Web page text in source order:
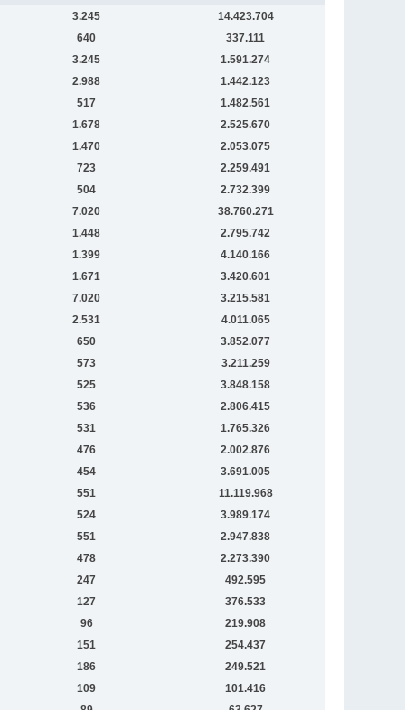
3.245
14.423.704
640
337.111
3.245
1.591.274
2.988
1.442.123
517
1.482.561
1.678
2.525.670
1.470
2.053.075
723
2.259.491
504
2.732.399
7.020
38.760.271
1.448
2.795.742
1.399
4.140.166
1.671
3.420.601
7.020
3.215.581
2.531
4.011.065
650
3.852.077
573
3.211.259
525
3.848.158
536
2.806.415
531
1.765.326
476
2.002.876
454
3.691.005
551
11.119.968
524
3.989.174
551
2.947.838
478
2.273.390
247
492.595
127
376.533
96
219.908
151
254.437
186
249.521
109
101.416